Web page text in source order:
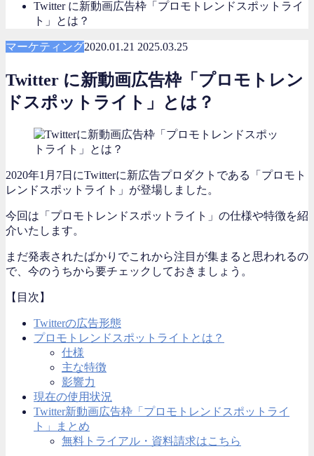
Twitter に新動画広告枠「プロモトレンドスポットライ
ト」とは？
マーケティング2020.01.21 2025.03.25
Twitter に新動画広告枠「プロモトレン
ドスポットライト」とは？
2020年1月7日にTwitterに新広告プロダクトである「プロモト
レンドスポットライト」が登場しました。
今回は「プロモトレンドスポットライト」の仕様や特徴を紹
介いたします。
まだ発表されたばかりでこれから注目が集まると思われるの
で、今のうちから要チェックしておきましょう。
【目次】
Twitterの広告形態
プロモトレンドスポットライトとは？
仕様
主な特徴
影響力
現在の使用状況
Twitter新動画広告枠「プロモトレンドスポットライ
ト」まとめ
無料トライアル・資料請求はこちら